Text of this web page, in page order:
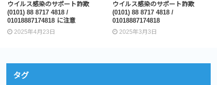
ウイルス感染のサポート詐欺
(0101) 88 8717 4818 /
01018887174818 に注意
2025年4月23日
ウイルス感染のサポート詐欺
(0101) 88 8717 4818 /
01018887174818
2025年3月3日
タグ